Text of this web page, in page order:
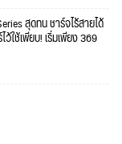
สุดทน ชาร์จไร้สายได้
ใช้เพียบ! เริ่มเพียง 369